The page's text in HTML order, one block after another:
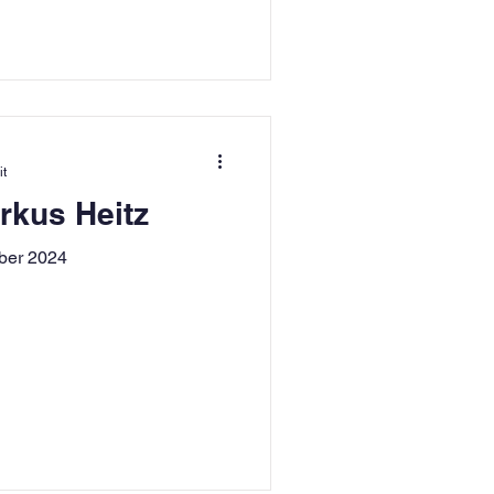
Heitz
2024